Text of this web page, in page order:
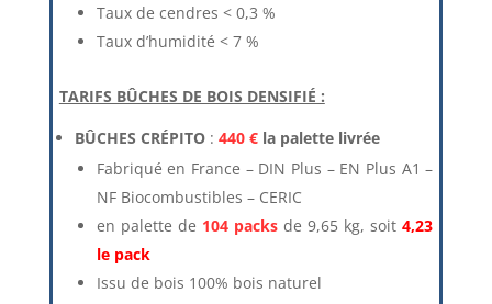
Taux de cendres < 0,3 %
Taux d’humidité < 7 %
TARIFS BÛCHES DE BOIS DENSIFIÉ :
BÛCHES CRÉPITO : 440 €la palette livrée
Fabriqué en France – DIN Plus – EN Plus A1 –
NF Biocombustibles – CERIC
en palette de 104 packsde 9,65 kg, soit4,23
le pack
Issu de bois 100% bois naturel